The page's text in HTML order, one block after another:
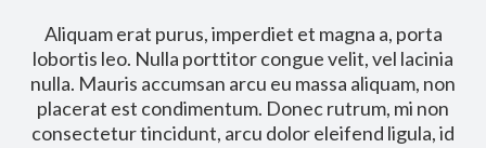
Aliquam erat purus, imperdiet et magna a, porta
lobortis leo. Nulla porttitor congue velit, vel lacinia
nulla. Mauris accumsan arcu eu massa aliquam, non
placerat est condimentum. Donec rutrum, mi non
consectetur tincidunt, arcu dolor eleifend ligula, id